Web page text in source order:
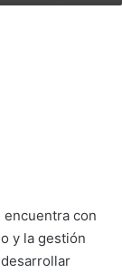
encuentra con
y la gestión